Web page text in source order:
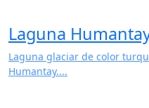
Laguna
Laguna glaciar de color
Humantay....